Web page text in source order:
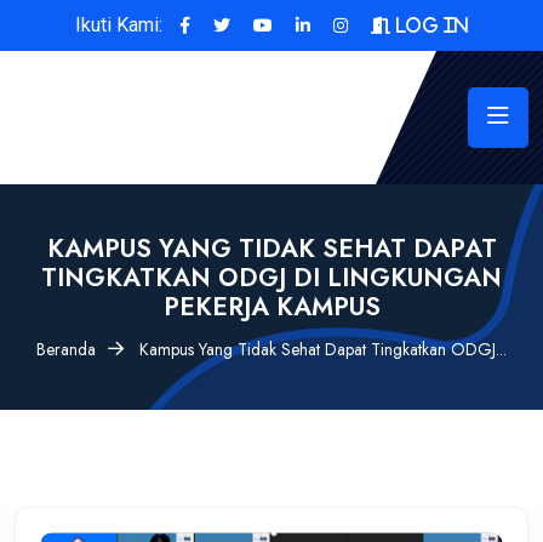
Ikuti Kami: Log In
KAMPUS YANG TIDAK SEHAT DAPAT
TINGKATKAN ODGJ DI LINGKUNGAN
PEKERJA KAMPUS
Beranda Kampus Yang Tidak Sehat Dapat Tingkatkan ODGJ...